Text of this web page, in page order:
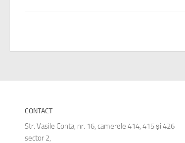
CONTACT
Str. Vasile Conta, nr. 16, camerele 414, 415 și 426
sector 2,